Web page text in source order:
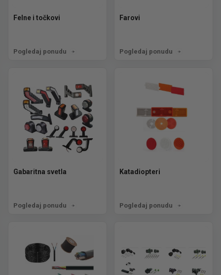
Felne i točkovi
Pogledaj ponudu
Farovi
Pogledaj ponudu
Gabaritna svetla
Pogledaj ponudu
Katadiopteri
Pogledaj ponudu